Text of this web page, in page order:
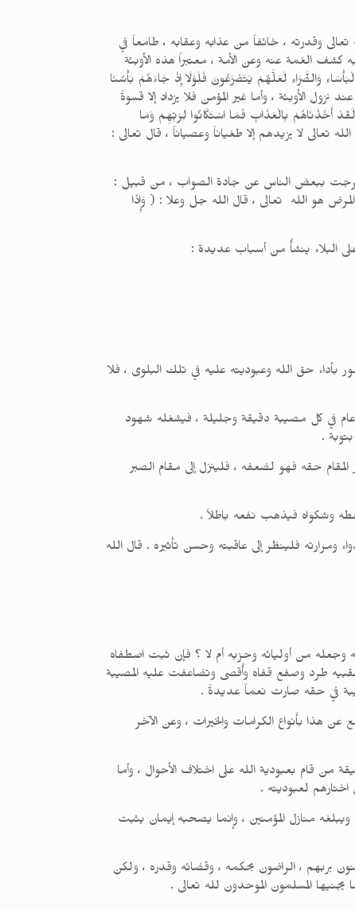
تعالى وقدرته ، خائفاً من عذابه وعقابه ، طامعاً في
كشف الغمة عنه وعن الأمة ، معتبراً هذه الأوبئة
وَالضَّرَّاءِ لَعَلَّهُمْ يَتَضَرَّعُونَ فَلَوْلَا إِذْ جَاءَهُمْ بَأْسُنَا
المستسلم لربه ، يلجأ إلى التضرع عند نزول الأوبئة ، وأما غير المؤمن فلا يزداد إلا قسوةً
أَخَذْنَاهُمْ بِالْعَذَابِ فَمَا اسْتَكَانُوا لِرَبِّهِمْ وَمَا
: 75 – 77 ] . بل إن هؤلاء كل ما يأتيهم من الله تعالى لا يزيدهم إلا طغياناً وعصياناً ، قال تعالى :
خرجت ببعض الناس عن جادة الصواب ، من قبيل :
هو الله تعالى ، قال الله جل وعلا : ( وَإِذَا
البلاء ينشأُ من أسباب عديدة :
بأداء حق الله وعبوديته عليه في تلك البلوى ، فلا
، كما قال الله تعالى : ( وَمَآ أصَابَكُم مِن مُصِيبَةٍ فَبِمَا كَسَبَتْ أَيْدِيَكُمْ ) [ الشورى : 30 ] ، فهذا عام في كل مصيبة دقيقة وجليلة ، فيشغله شهود
.
حقه فهو لضعفه ، فلينزل إلى مقام الصبر
وشكواه فيذهب نفعه باطلاً .
ومرارته فلينظر إلى عاقبته وحسن تأْثيره . قال الله
من أوليائه وحزبه أم لا ؟ فإن ثبت اصطفاه
طرد وصفع قفاه وأُقصى وتضاعفت عليه المصيبة
في حقه صارت نعماً عديدةً .
هذا بأَنواع الكرامات والخيرات ، وعن الآخر
من قام بعبودية الله على اختلاف الأحوال ، وأما
لعبوديته .
منازل المؤمنين ، وإنما يصحبه إيمان يثبت
بربهم ، الراضون بحكمه ، وقضائه وقدره ، ولكن
يجنيها المسلمون الموحدون لله تعالى .